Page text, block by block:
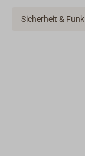
Sicherheit & Funk